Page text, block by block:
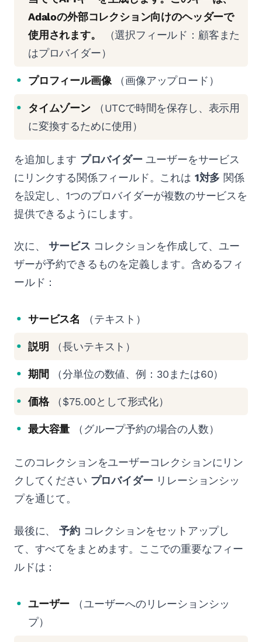
Adaloの外部コレクション向けのヘッダーで
使用されます。
（選択フィールド：顧客また
はプロバイダー）
プロフィール画像（画像アップロード）
タイムゾーン（UTCで時間を保存し、表示用
に変換するために使用）
を追加します プロバイダーユーザーをサービス
にリンクする関係フィールド。これは 1対多 関係
を設定し、1つのプロバイダーが複数のサービスを
提供できるようにします。
次に、サービス コレクションを作成して、ユー
ザーが予約できるものを定義します。含めるフィ
ールド：
サービス名 （テキスト）
説明 （長いテキスト）
期間 （分単位の数値、例：30または60）
価格（$75.00として形式化）
最大容量 （グループ予約の場合の人数）
このコレクションをユーザーコレクションにリン
クしてください プロバイダーリレーションシッ
プを通じて。
最後に、予約コレクションをセットアップし
て、すべてをまとめます。ここでの重要なフィー
ルドは：
ユーザー （ユーザーへのリレーションシッ
プ）